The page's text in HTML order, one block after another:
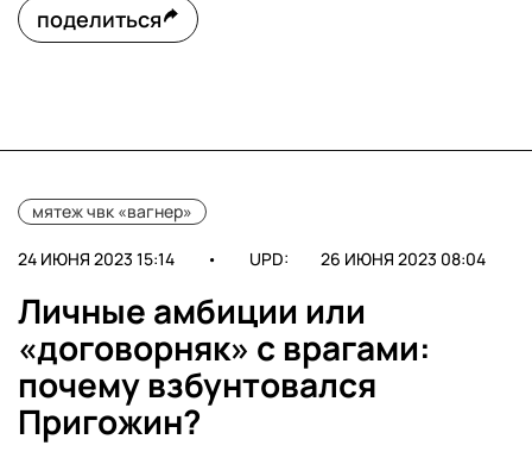
поделиться
мятеж чвк «вагнер»
24 ИЮНЯ 2023 15:14 • UPD: 26 ИЮНЯ 2023 08:04
Личные амбиции или
«договорняк» с врагами:
почему взбунтовался
Пригожин?